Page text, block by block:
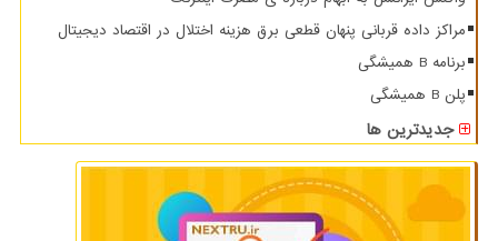
مراکز داده قربانی پنهان قطعی برق هزینه اختلال در اقتصاد دیجیتال
برنامه B همیشگی
پلن B همیشگی
جدیدترین ها